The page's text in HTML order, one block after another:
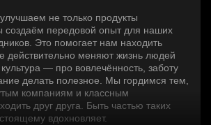
не только продукты
передовой опыт для наших
Это помогает нам находить
действительно меняют жизнь людей
— про вовлечённость, заботу
делать полезное. Мы гордимся тем,
компаниям и классным
друг друга. Быть частью таких
вдохновляет.